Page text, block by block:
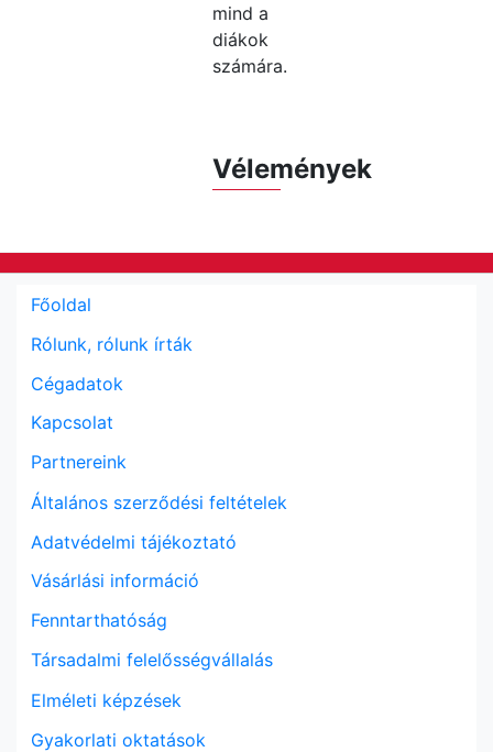
mind a
diákok
számára.
Vélemények
Főoldal
Rólunk, rólunk írták
Cégadatok
Kapcsolat
Partnereink
Általános szerződési feltételek
Adatvédelmi tájékoztató
Vásárlási információ
Fenntarthatóság
Társadalmi felelősségvállalás
Elméleti képzések
Gyakorlati oktatások